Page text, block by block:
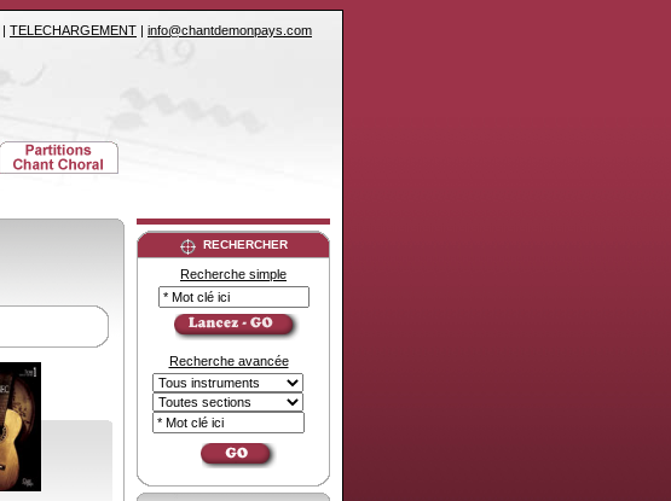
| TELECHARGEMENT | info@chantdemonpays.com
RECHERCHER
Recherche simple
Recherche avancée